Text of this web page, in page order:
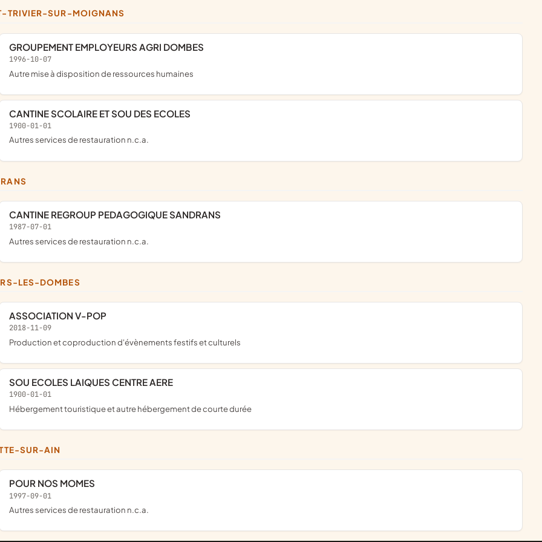
TRIVIER-SUR-MOIGNANS
GROUPEMENT EMPLOYEURS AGRI DOMBES
1996-10-07
Autre mise à disposition de ressources humaines
CANTINE SCOLAIRE ET SOU DES ECOLES
1900-01-01
Autres services de restauration n.c.a.
CANTINE REGROUP PEDAGOGIQUE SANDRANS
1987-07-01
Autres services de restauration n.c.a.
LES-DOMBES
ASSOCIATION V-POP
2018-11-09
production et coproduction d'évènements festifs et culturels
SOU ECOLES LAIQUES CENTRE AERE
1900-01-01
Hébergement touristique et autre hébergement de courte durée
SUR-AIN
POUR NOS MOMES
1997-09-01
Autres services de restauration n.c.a.